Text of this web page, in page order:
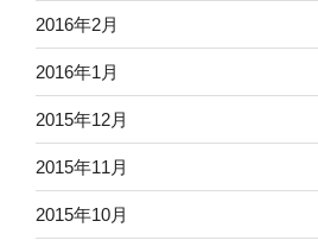
2016年2月
2016年1月
2015年12月
2015年11月
2015年10月